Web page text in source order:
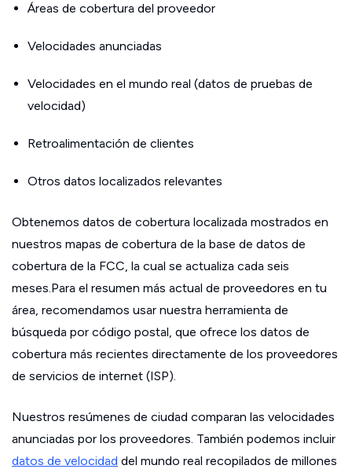
Áreas de cobertura del proveedor
Velocidades anunciadas
Velocidades en el mundo real (datos de pruebas de
velocidad)
Retroalimentación de clientes
Otros datos localizados relevantes
Obtenemos datos de cobertura localizada mostrados en
nuestros mapas de cobertura de la base de datos de
cobertura de la FCC, la cual se actualiza cada seis
meses.Para el resumen más actual de proveedores en tu
área, recomendamos usar nuestra herramienta de
búsqueda por código postal, que ofrece los datos de
cobertura más recientes directamente de los proveedores
de servicios de internet (ISP).
Nuestros resúmenes de ciudad comparan las velocidades
anunciadas por los proveedores. También podemos incluir
datos de velocidad del mundo real recopilados de millones